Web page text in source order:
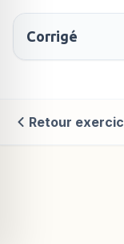
Corrigé
Retour